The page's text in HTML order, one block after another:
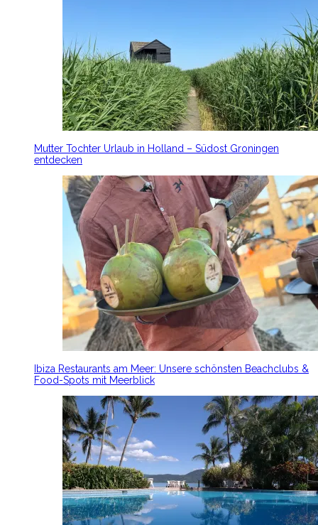
Mutter Tochter Urlaub in Holland – Südost Groningen
entdecken
Ibiza Restaurants am Meer: Unsere schönsten Beachclubs &
Food-Spots mit Meerblick